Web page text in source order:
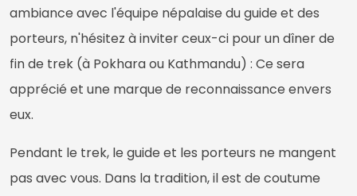
ambiance avec l'équipe népalaise du guide et des
porteurs, n'hésitez à inviter ceux-ci pour un dîner de
fin de trek (à Pokhara ou Kathmandu) : Ce sera
apprécié et une marque de reconnaissance envers
eux.
Pendant le trek, le guide et les porteurs ne mangent
pas avec vous. Dans la tradition, il est de coutume